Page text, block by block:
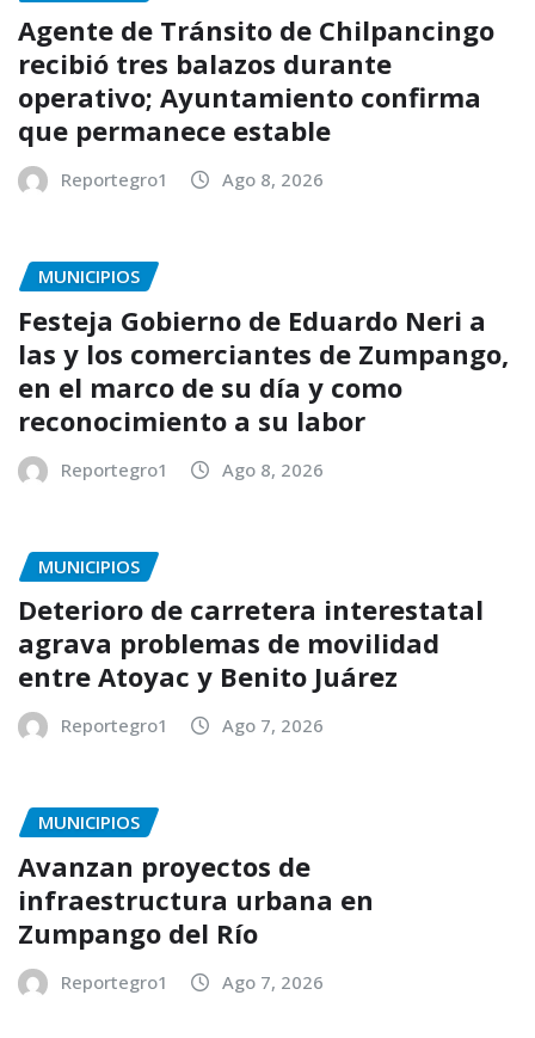
Agente de Tránsito de Chilpancingo
recibió tres balazos durante
operativo; Ayuntamiento confirma
que permanece estable
Reportegro1 Ago 8, 2026
MUNICIPIOS
Festeja Gobierno de Eduardo Neri a
las y los comerciantes de Zumpango,
en el marco de su día y como
reconocimiento a su labor
Reportegro1 Ago 8, 2026
MUNICIPIOS
Deterioro de carretera interestatal
agrava problemas de movilidad
entre Atoyac y Benito Juárez
Reportegro1 Ago 7, 2026
MUNICIPIOS
Avanzan proyectos de
infraestructura urbana en
Zumpango del Río
Reportegro1 Ago 7, 2026